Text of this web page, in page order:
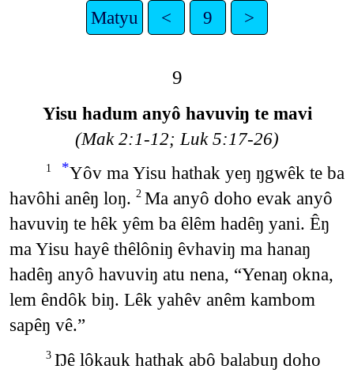
Matyu < 9 >
9
Yisu hadum anyô havuviŋ te mavi
(Mak 2:1-12; Luk 5:17-26)
1 *Yôv ma Yisu hathak yeŋ ŋgwêk te ba
havôhi anêŋ loŋ. 2 Ma anyô doho evak anyô
havuviŋ te hêk yêm ba êlêm hadêŋ yani. Êŋ
ma Yisu hayê thêlôniŋ êvhaviŋ ma hanaŋ
hadêŋ anyô havuviŋ atu nena, “Yenaŋ okna,
lem êndôk biŋ. Lêk yahêv anêm kambom
sapêŋ vê.”
3 Ŋê lôkauk hathak abô balabuŋ doho